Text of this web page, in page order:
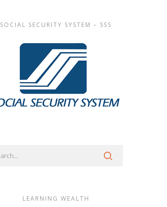
SOCIAL SECURITY SYSTEM – SSS
LEARNING WEALTH